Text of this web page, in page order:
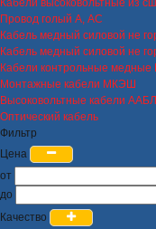
Кабели высоковольтные из
Провод голый А, АС
Кабель медный силовой не
Кабель медный силовой не
Кабели контрольные медные
Монтажные кабели МКЭШ
Высоковольтные кабели
Оптический кабель
Фильтр
Цена
от
до
Качество